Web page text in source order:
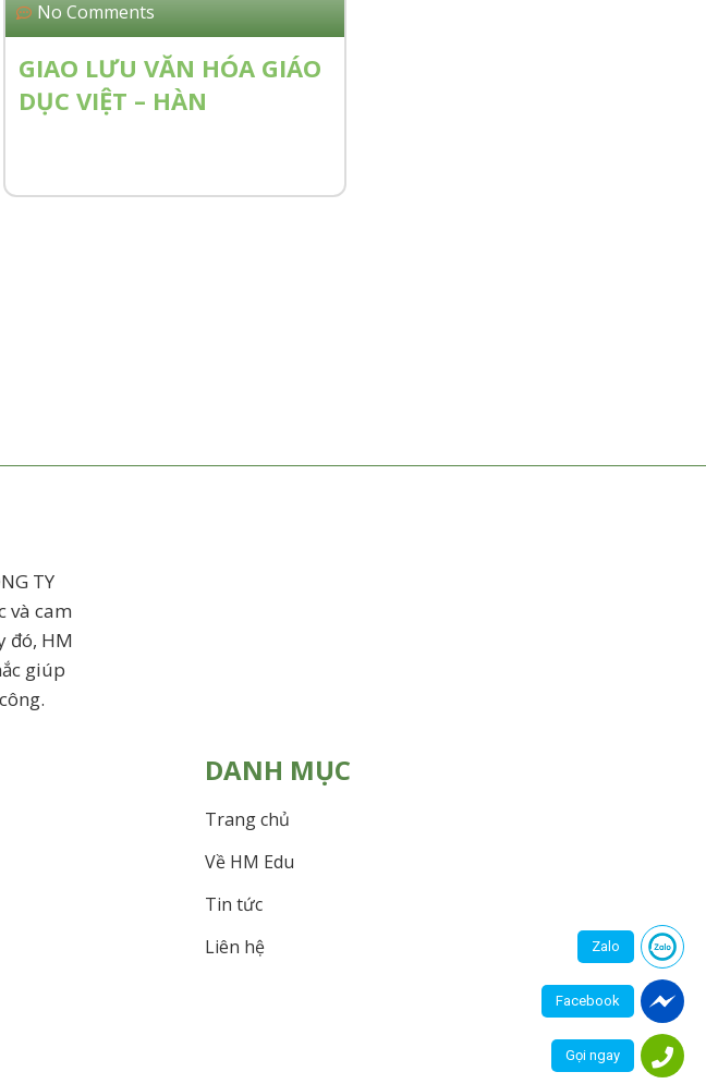
No Comments
GIAO LƯU VĂN HÓA GIÁO
DỤC VIỆT – HÀN
TY
và cam
đó, HM
giúp
DANH MỤC
Trang chủ
Về HM Edu
Tin tức
Liên hệ
Zalo
Facebook
Gọi ngay